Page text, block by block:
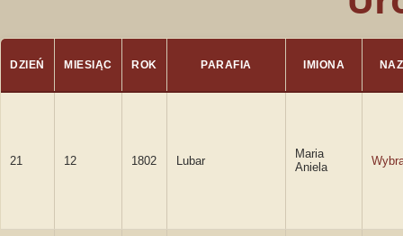
DZIEŃ MIESIĄC ROK PARAFIA IMIONA
21 12 1802 Lubar
Maria
Aniela